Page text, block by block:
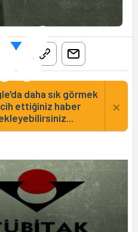
daha sık görmek
ettiğiniz haber
×